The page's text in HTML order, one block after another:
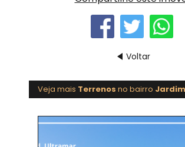
Voltar
Veja mais Terrenos no bairro